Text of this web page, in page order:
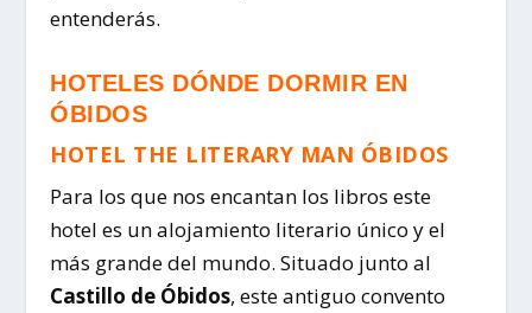
entenderás.
HOTELES DÓNDE DORMIR EN
ÓBIDOS
HOTEL THE LITERARY MAN ÓBIDOS
Para los que nos encantan los libros este
hotel es un alojamiento literario único y el
más grande del mundo. Situado junto al
Castillo de Óbidos, este antiguo convento